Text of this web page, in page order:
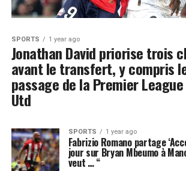
SPORTS 1 year ago
Jonathan David priorise trois
avant le transfert, y compris
passage de la Premier
Utd
SPORTS 1 year ago
Fabrizio Romano partage
jour sur Bryan Mbeumo à
veut … “